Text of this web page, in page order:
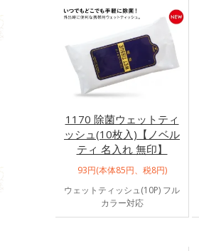
1170 除菌ウェットティ
ッシュ(10枚入)【ノベル
ティ 名入れ 無印】
93円(本体85円、税8円)
ウェットティッシュ(10P) フル
カラー対応